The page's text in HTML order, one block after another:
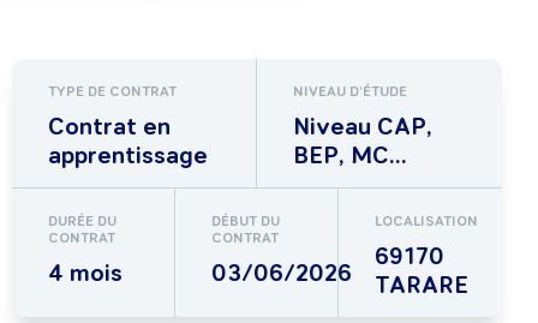
TYPE DE CONTRAT
Contrat en
apprentissage
NIVEAU D'ÉTUDE
Niveau CAP,
BEP, MC...
DURÉE DU
CONTRAT
4 mois
DÉBUT DU
CONTRAT
03/06/2026
LOCALISATION
69170
TARARE